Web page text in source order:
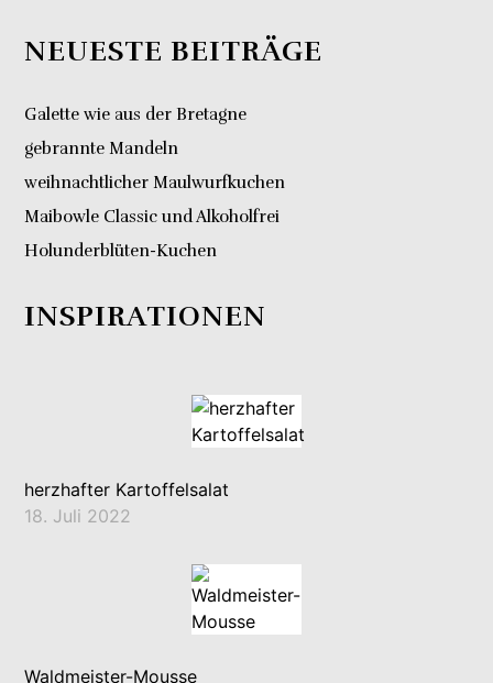
NEUESTE BEITRÄGE
Galette wie aus der Bretagne
gebrannte Mandeln
weihnachtlicher Maulwurfkuchen
Maibowle Classic und Alkoholfrei
Holunderblüten-Kuchen
INSPIRATIONEN
herzhafter Kartoffelsalat
18. Juli 2022
Waldmeister-Mousse